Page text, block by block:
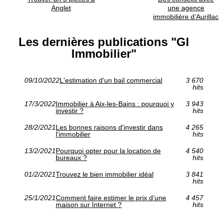
Anglet
une agence
immobilière d’Aurillac
Les dernières publications "GI
Immobilier"
09/10/2022L'estimation d'un bail commercial
3 670
hits
17/3/2022Immobilier à Aix-les-Bains : pourquoi y
investir ?
3 943
hits
28/2/2021Les bonnes raisons d'investir dans
l'immobilier
4 265
hits
13/2/2021Pourquoi opter pour la location de
bureaux ?
4 540
hits
01/2/2021Trouvez le bien immobilier idéal
3 841
hits
25/1/2021Comment faire estimer le prix d’une
maison sur Internet ?
4 457
hits